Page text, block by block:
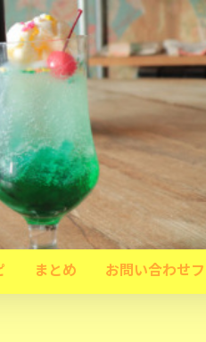
まとめ お問い合わせ